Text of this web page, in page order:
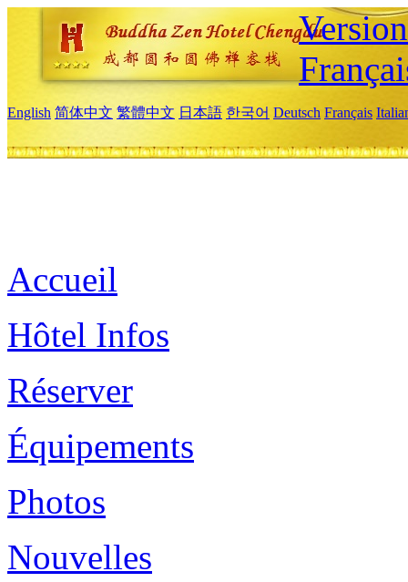
English 简体中文 繁體中文 日本語 한국어 Deutsch Français
Accueil
Hôtel Infos
Réserver
Équipements
Photos
Nouvelles